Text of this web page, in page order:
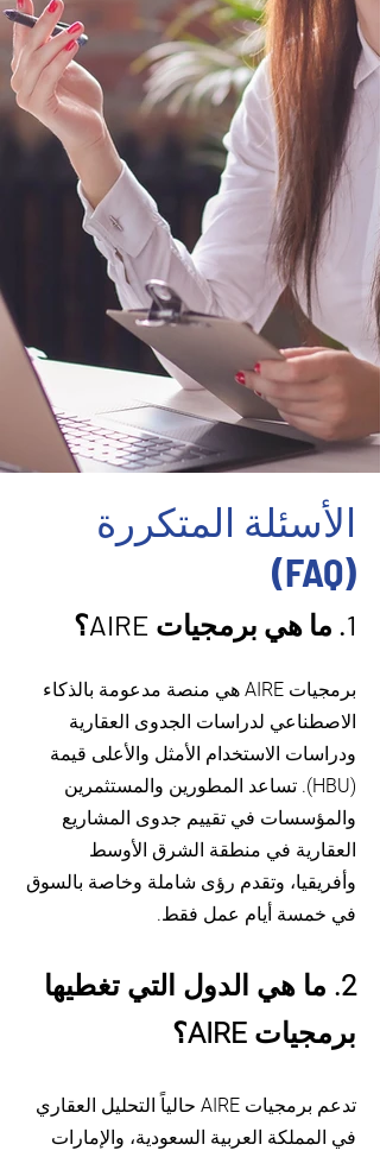
الأسئلة المتكررة
(FAQ)
1. ما هي برمجيات AIRE؟
برمجيات AIRE هي منصة مدعومة بالذكاء
الاصطناعي لدراسات الجدوى العقارية
ودراسات الاستخدام الأمثل والأعلى قيمة
(HBU). تساعد المطورين والمستثمرين
والمؤسسات في تقييم جدوى المشاريع
العقارية في منطقة الشرق الأوسط
وأفريقيا، وتقدم رؤى شاملة وخاصة بالسوق
في خمسة أيام عمل فقط.
2. ما هي الدول التي تغطيها
برمجيات AIRE؟
تدعم برمجيات AIRE حالياً التحليل العقاري
في المملكة العربية السعودية، والإمارات